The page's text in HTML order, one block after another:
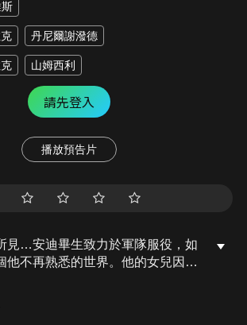
丹尼爾謝潑德
山姆西利
請先登入
播放預告片
見…安迪畢生致力於軍隊服役，如
他不再熟悉的世界。他的女兒因毒